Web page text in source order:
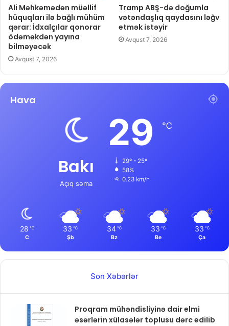
Ali Məhkəmədən müəllif
hüquqları ilə bağlı mühüm
qərar: İdxalçılar qonorar
ödəməkdən yayına
bilməyəcək
Avqust 7, 2026
Tramp ABŞ-də doğumla
vətəndaşlıq qaydasını ləğv
etmək istəyir
Avqust 7, 2026
Hava
Bakı
Açıq səma
29 ℃
29º - 25º
58%
0.23 km/h
28 ℃
C
33 ℃
Şb
34 ℃
Bz
33 ℃
Be
33 ℃
Ça
Son Xəbərlər
Proqram mühəndisliyinə dair elmi
əsərlərin xülasələr toplusu dərc edilib